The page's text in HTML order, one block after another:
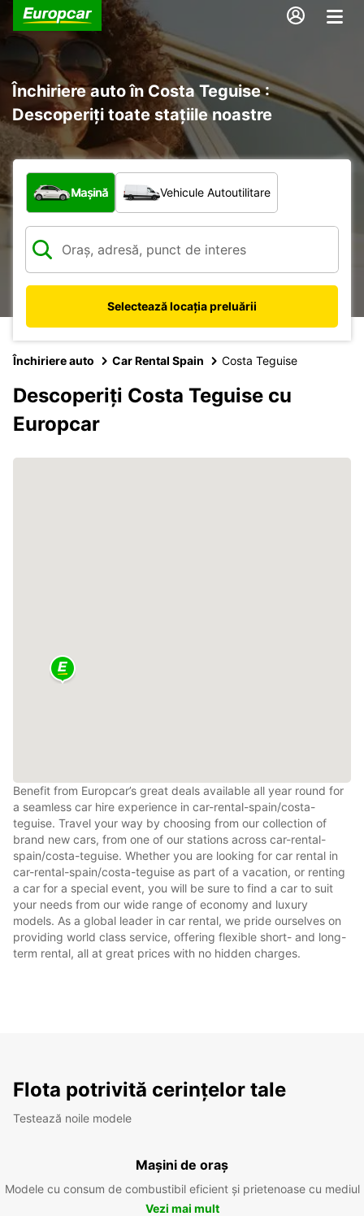
Închiriere auto în Costa Teguise :
Descoperiți toate stațiile noastre
Ce tip de vehicul?
Mașină Vehicule Autoutilitare
Selectează locația preluării
Închiriere auto Car Rental Spain Costa Teguise
Descoperiți Costa Teguise cu
Europcar
Benefit from Europcar’s great deals available all year round for
a seamless car hire experience in car-rental-spain/costa-
teguise. Travel your way by choosing from our collection of
brand new cars, from one of our stations across car-rental-
spain/costa-teguise. Whether you are looking for car rental in
car-rental-spain/costa-teguise as part of a vacation, or renting
a car for a special event, you will be sure to find a car to suit
your needs from our wide range of economy and luxury
models. As a global leader in car rental, we pride ourselves on
providing world class service, offering flexible short- and long-
term rental, all at great prices with no hidden charges.
Flota potrivită cerințelor tale
Testează noile modele
Mașini de oraș
Modele cu consum de combustibil eficient și prietenoase cu mediul
Vezi mai mult